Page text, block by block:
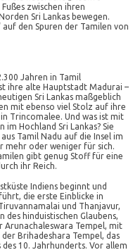
zwischen ihren
Sri Lankas bewegen.
den Spuren der Tamilen von
Jahren in Tamil
ihre alte Hauptstadt Madurai –
Sri Lankas maßgeblich
mit ebenso viel Stolz auf ihre
Trincomalee. Und was ist mit
im Hochland Sri Lankas? Sie
Tamil Nadu auf die Insel im
mehr oder weniger für sich.
gibt genug Stoff für eine
ihr Reich.
Indiens beginnt und
die erste Einblicke in
und Thanjavur,
des hinduistischen Glaubens,
Arunachaleswara Tempel, mit
Brihadeshara Tempel, das
10. Jahrhunderts. Vor allem